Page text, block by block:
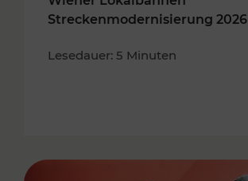
Streckenmodernisierung 2026
Lesedauer: 5 Minuten